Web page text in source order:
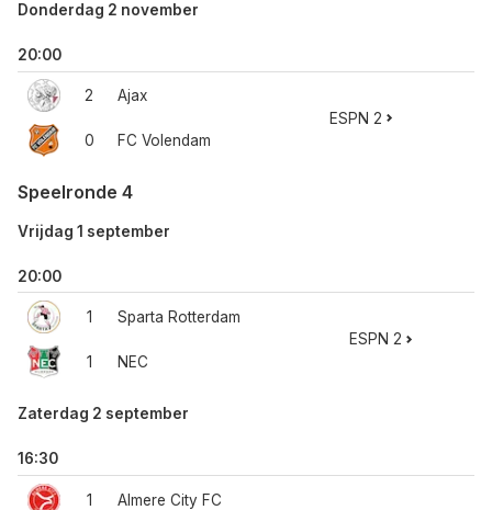
Donderdag 2 november
20:00
2
0
Ajax
FC Volendam
ESPN 2
Speelronde 4
Vrijdag 1 september
20:00
1
1
Sparta Rotterdam
NEC
ESPN 2
Zaterdag 2 september
16:30
1 Almere City FC